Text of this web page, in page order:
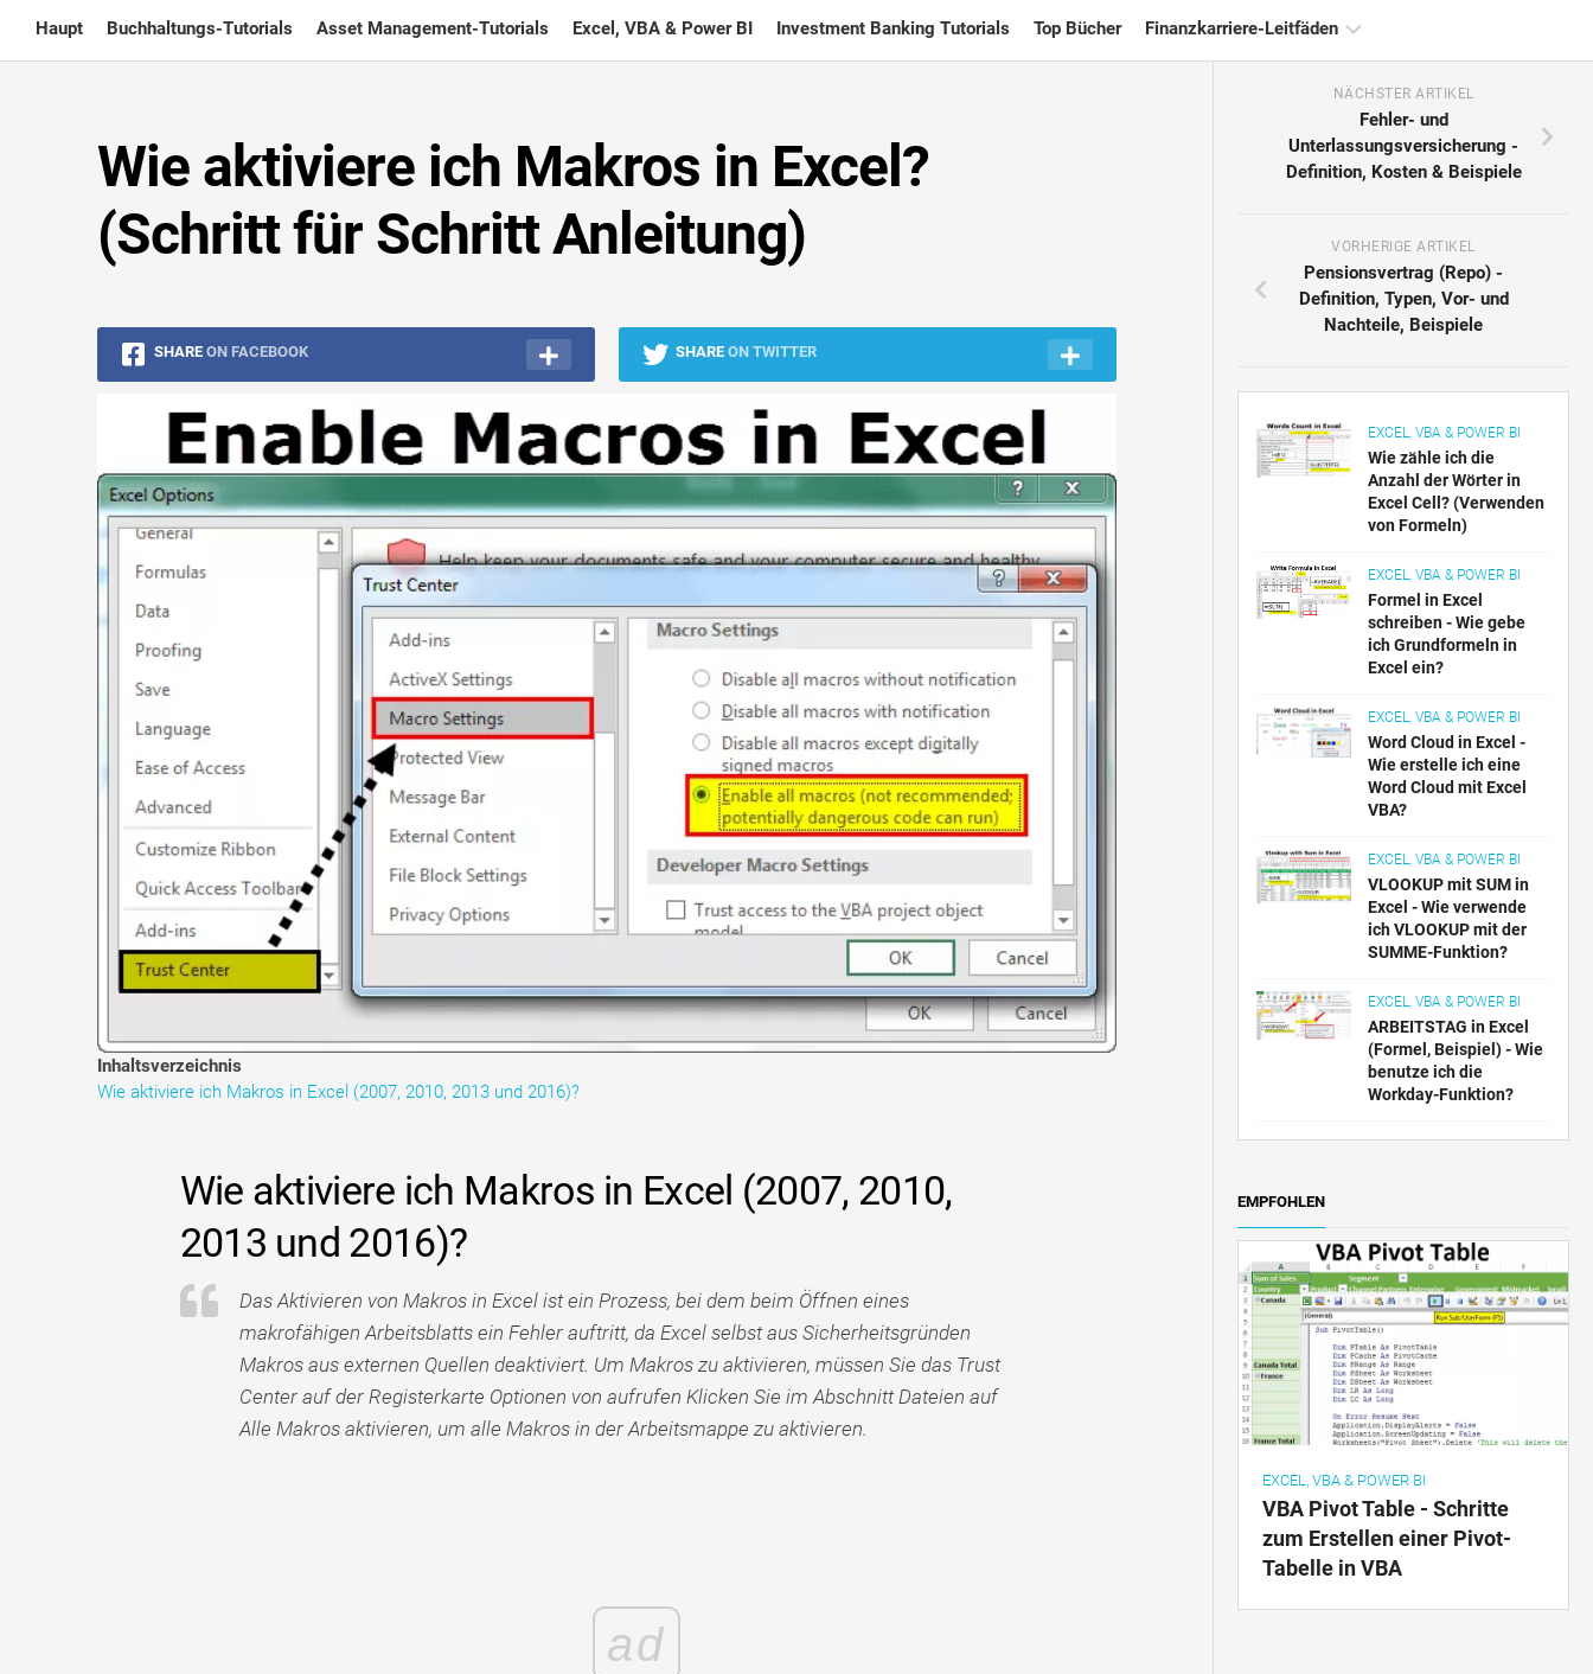
content
Haupt Buchhaltungs-Tutorials Asset Management-Tutorials Excel, VBA & Power BI Investment Banking Tutorials Top Bücher Finanzkarriere-Leitfäden
Finanzzertifizierung
Finanzmodellierung
Risikomanagement-
Wie aktiviere ich Makros in Excel?
(Schritt für Schritt Anleitung)
SHARE ON FACEBOOK SHARE ON TWITTER
Inhaltsverzeichnis
Wie aktiviere ich Makros in Excel (2007, 2010, 2013 und 2016)?
Wie aktiviere ich Makros in Excel (2007, 2010,
2013 und 2016)?
Das Aktivieren von Makros in Excel ist ein Prozess, bei dem beim Öffnen eines
makrofähigen Arbeitsblatts ein Fehler auftritt, da Excel selbst aus Sicherheitsgründen
Makros aus externen Quellen deaktiviert. Um Makros zu aktivieren, müssen Sie das Trust
Center auf der Registerkarte Optionen von aufrufen Klicken Sie im Abschnitt Dateien auf
Alle Makros aktivieren, um alle Makros in der Arbeitsmappe zu aktivieren.
ad
NÄCHSTER ARTIKEL
Fehler- und
Unterlassungsversicherung -
Definition, Kosten & Beispiele
VORHERIGE ARTIKEL
Pensionsvertrag (Repo) -
Definition, Typen, Vor- und
Nachteile, Beispiele
EXCEL, VBA & POWER BI
Wie zähle ich die
Anzahl der Wörter in
Excel Cell? (Verwenden
von Formeln)
EXCEL, VBA & POWER BI
Formel in Excel
schreiben - Wie gebe
ich Grundformeln in
Excel ein?
EXCEL, VBA & POWER BI
Word Cloud in Excel -
Wie erstelle ich eine
Word Cloud mit Excel
VBA?
EXCEL, VBA & POWER BI
VLOOKUP mit SUM in
Excel - Wie verwende
ich VLOOKUP mit der
SUMME-Funktion?
EXCEL, VBA & POWER BI
ARBEITSTAG in Excel
(Formel, Beispiel) - Wie
benutze ich die
Workday-Funktion?
EMPFOHLEN
EXCEL, VBA & POWER BI
VBA Pivot Table - Schritte
zum Erstellen einer Pivot-
Tabelle in VBA